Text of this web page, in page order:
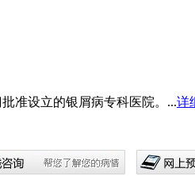
准设立的银屑病专科医院。...详